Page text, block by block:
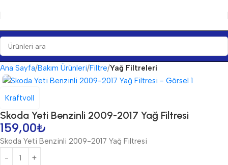
Ana Sayfa Bakım Ürünleri Filtre Yağ Filtreleri
Kraftvoll
Skoda Yeti Benzinli 2009-2017 Yağ Filtresi
159,00₺
Skoda Yeti Benzinli 2009-2017 Yağ Filtresi